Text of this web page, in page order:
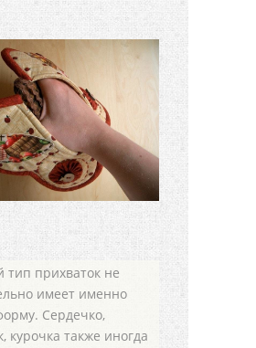
прихваток не
имеет именно
Сердечко,
курочка также иногда